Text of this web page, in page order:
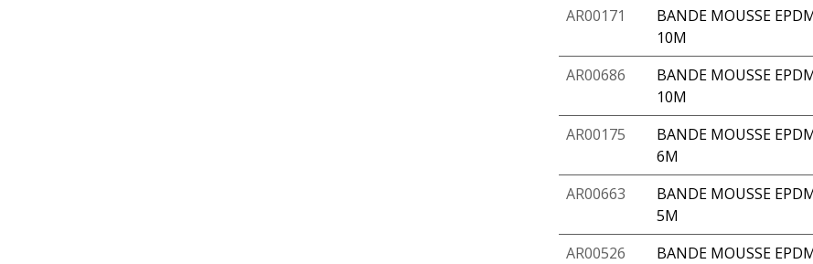
AR00171
BANDE MOUSSE
10M
AR00686
BANDE MOUSSE
10M
AR00175
BANDE MOUSSE
6M
AR00663
BANDE MOUSSE
5M
AR00526
BANDE MOUSSE